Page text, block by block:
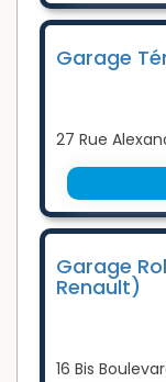
Garage
27 Rue
Garage
Renault)
16 Bis